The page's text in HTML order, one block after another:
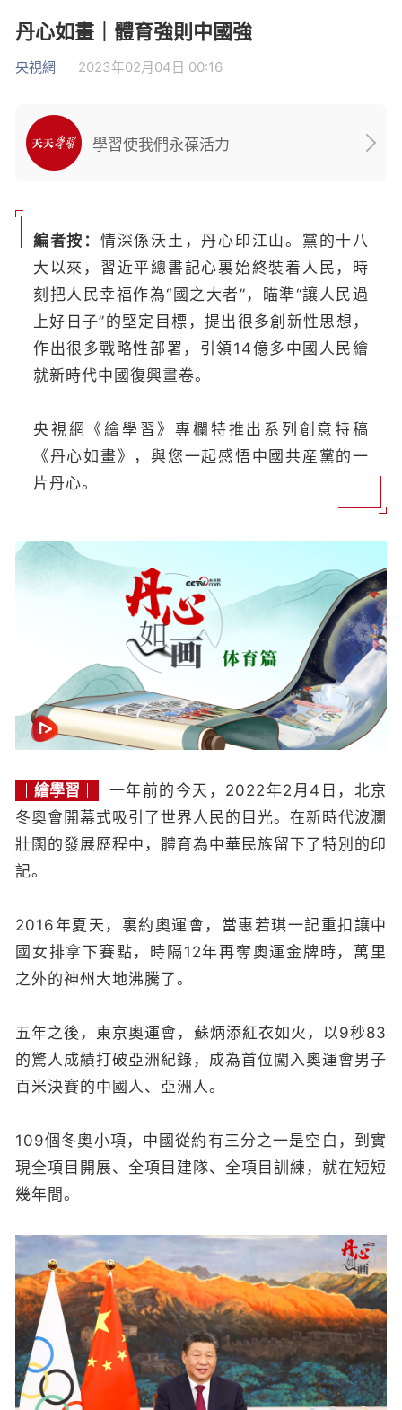
丹心如畫｜體育強則中國強
央視網 2023年02月04日 00:16
學習使我們永葆活力
編者按： 情深係沃土，丹心印江山。黨的十八
大以來，習近平總書記心裏始終裝着人民，時
刻把人民幸福作為“國之大者”，瞄準“讓人民過
上好日子”的堅定目標，提出很多創新性思想，
作出很多戰略性部署，引領14億多中國人民繪
就新時代中國復興畫卷。
央視網《繪學習》專欄特推出系列創意特稿
《丹心如畫》，與您一起感悟中國共産黨的一
片丹心。
繪學習
一年前的今天，2022年2月4日，北京
冬奧會開幕式吸引了世界人民的目光。在新時代波瀾
壯闊的發展歷程中，體育為中華民族留下了特別的印
記。
2016年夏天，裏約奧運會，當惠若琪一記重扣讓中
國女排拿下賽點，時隔12年再奪奧運金牌時，萬里
之外的神州大地沸騰了。
五年之後，東京奧運會，蘇炳添紅衣如火，以9秒83
的驚人成績打破亞洲紀錄，成為首位闖入奧運會男子
百米決賽的中國人、亞洲人。
109個冬奧小項，中國從約有三分之一是空白，到實
現全項目開展、全項目建隊、全項目訓練，就在短短
幾年間。